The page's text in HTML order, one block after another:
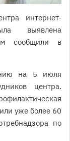
интернет-
выявлена
сообщили в
на 5 июля
центра.
уже более 60
по